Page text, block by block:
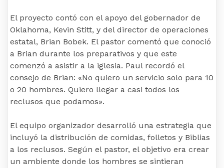
El proyecto contó con el apoyo del gobernador de
Oklahoma, Kevin Stitt, y del director de operaciones
estatal, Brian Bobek. El pastor comentó que conoció
a Brian durante los preparativos y que este
comenzó a asistir a la iglesia. Paul recordó el
consejo de Brian: «No quiero un servicio solo para 10
o 20 hombres. Quiero llegar a casi todos los
reclusos que podamos».
El equipo organizador desarrolló una estrategia que
incluyó la distribución de comidas, folletos y Biblias
a los reclusos. Según el pastor, el objetivo era crear
un ambiente donde los hombres se sintieran